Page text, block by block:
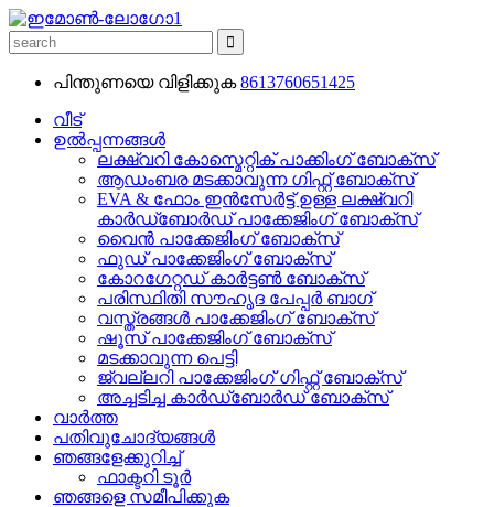
പിന്തുണയെ വിളിക്കുക 8613760651425
വീട്
ഉൽപ്പന്നങ്ങൾ
ലക്ഷ്വറി കോസ്മെറ്റിക് പാക്കിംഗ് ബോക്സ്
ആഡംബര മടക്കാവുന്ന ഗിഫ്റ്റ് ബോക്സ്
EVA & ഫോം ഇൻസേർട്ട് ഉള്ള ലക്ഷ്വറി
കാർഡ്ബോർഡ് പാക്കേജിംഗ് ബോക്സ്
വൈൻ പാക്കേജിംഗ് ബോക്സ്
ഫുഡ് പാക്കേജിംഗ് ബോക്സ്
കോറഗേറ്റഡ് കാർട്ടൺ ബോക്സ്
പരിസ്ഥിതി സൗഹൃദ പേപ്പർ ബാഗ്
വസ്ത്രങ്ങൾ പാക്കേജിംഗ് ബോക്സ്
ഷൂസ് പാക്കേജിംഗ് ബോക്സ്
മടക്കാവുന്ന പെട്ടി
ജ്വല്ലറി പാക്കേജിംഗ് ഗിഫ്റ്റ് ബോക്സ്
അച്ചടിച്ച കാർഡ്ബോർഡ് ബോക്സ്
വാർത്ത
പതിവുചോദ്യങ്ങൾ
ഞങ്ങളേക്കുറിച്ച്
ഫാക്ടറി ടൂർ
ഞങ്ങളെ സമീപിക്കുക